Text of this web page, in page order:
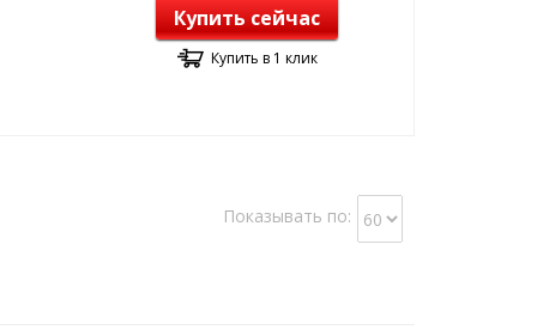
Купить сейчас
Купить в 1 клик
Показывать по: